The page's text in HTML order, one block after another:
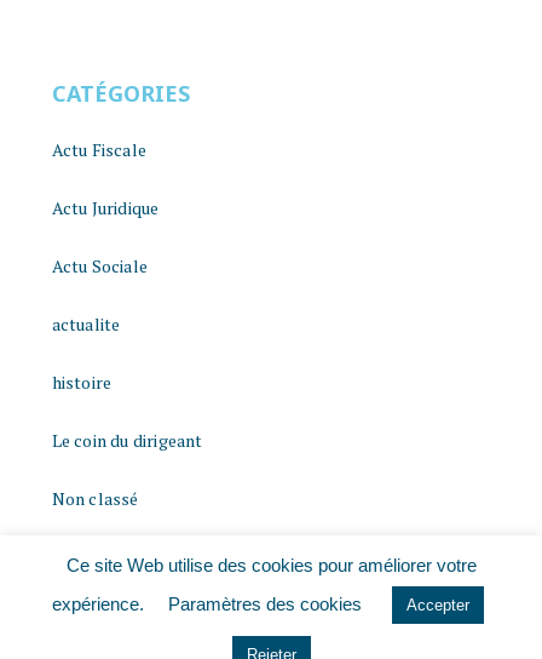
CATÉGORIES
Actu Fiscale
Actu Juridique
Actu Sociale
actualite
histoire
Le coin du dirigeant
Non classé
quizz
Ce site Web utilise des cookies pour améliorer votre
expérience.
Paramètres des cookies Accepter
Rejeter